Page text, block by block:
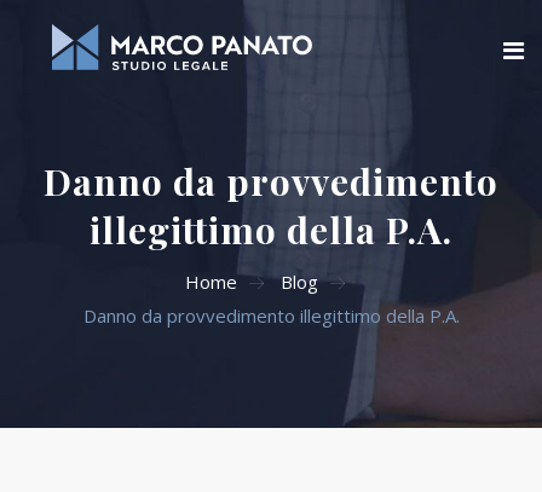
Chi siamo
Aree di attività
Contatti
Danno da provvedimento
illegittimo della P.A.
Home
Blog
Danno da provvedimento illegittimo della P.A.